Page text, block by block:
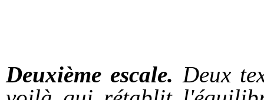
Deuxième escale. Deux